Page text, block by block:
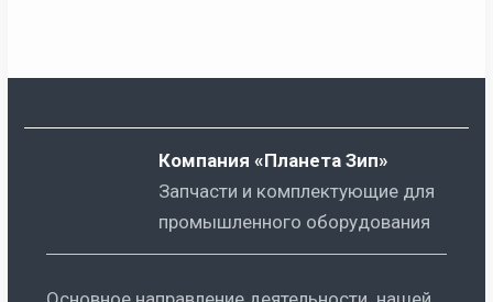
Компания «Планета Зип»
Запчасти и комплектующие для
промышленного оборудования